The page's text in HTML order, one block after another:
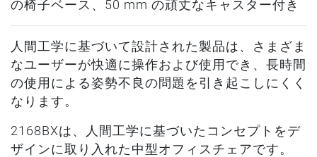
の椅子ベース、50 mm の頑丈なキャスター付き
人間工学に基づいて設計された製品は、さまざま
なユーザーが快適に操作および使用でき、長時間
の使用による姿勢不良の問題を引き起こしにくく
なります。
2168BXは、人間工学に基づいたコンセプトをデ
ザインに取り入れた中型オフィスチェアです。